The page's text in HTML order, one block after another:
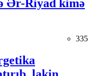
Ər-Riyad kimə
335